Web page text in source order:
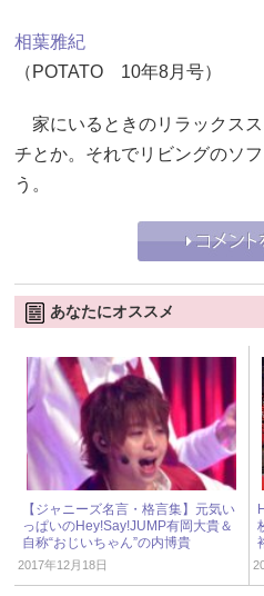
相葉雅紀
（POTATO 10年8月号）
家にいるときのリラックス
チとか。それでリビングのソ
う。
あなたにオススメ
【ジャニーズ名言・格言集】元気い
っぱいのHey!Say!JUMP有岡大貴＆
自称“おじいちゃん”の内博貴
2017年12月18日